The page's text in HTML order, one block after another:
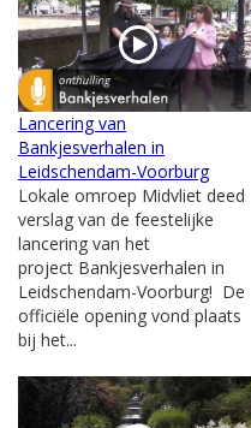
Lancering van
Bankjesverhalen in
Leidschendam-Voorburg
Lokale omroep Midvliet deed
verslag van de feestelijke
lancering van het
project Bankjesverhalen in
Leidschendam-Voorburg! De
officiële opening vond plaats
bij het...